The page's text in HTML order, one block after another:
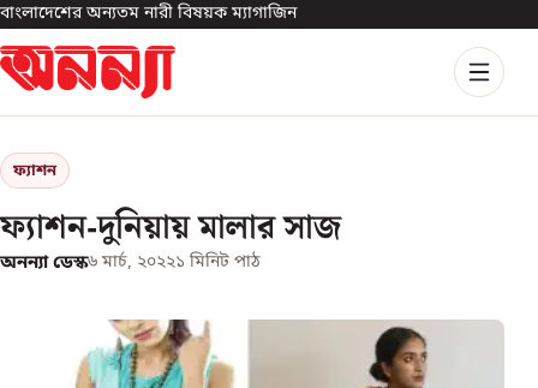
বাংলাদেশের অন্যতম নারী বিষয়ক ম্যাগাজিন
ফ্যাশন
ফ্যাশন-দুনিয়ায় মালার সাজ
অনন্যা ডেস্ক৬ মার্চ, ২০২২১ মিনিট পাঠ